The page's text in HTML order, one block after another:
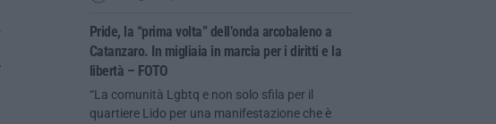
Pride, la “prima volta” dell’onda arcobaleno a
Catanzaro. In migliaia in marcia per i diritti e la
libertà – FOTO
“La comunità Lgbtq e non solo sfila per il
quartiere Lido per una manifestazione che è